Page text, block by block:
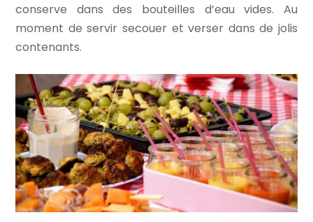
conserve dans des bouteilles d’eau vides. Au
moment de servir secouer et verser dans de jolis
contenants.